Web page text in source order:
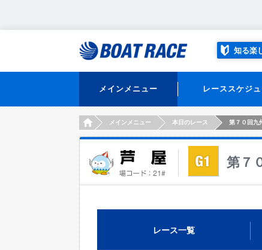
知る楽
メインメニュー レーススケジ
HOMEメインメニュー 本日のレース 第７０回九
第７
レース一覧